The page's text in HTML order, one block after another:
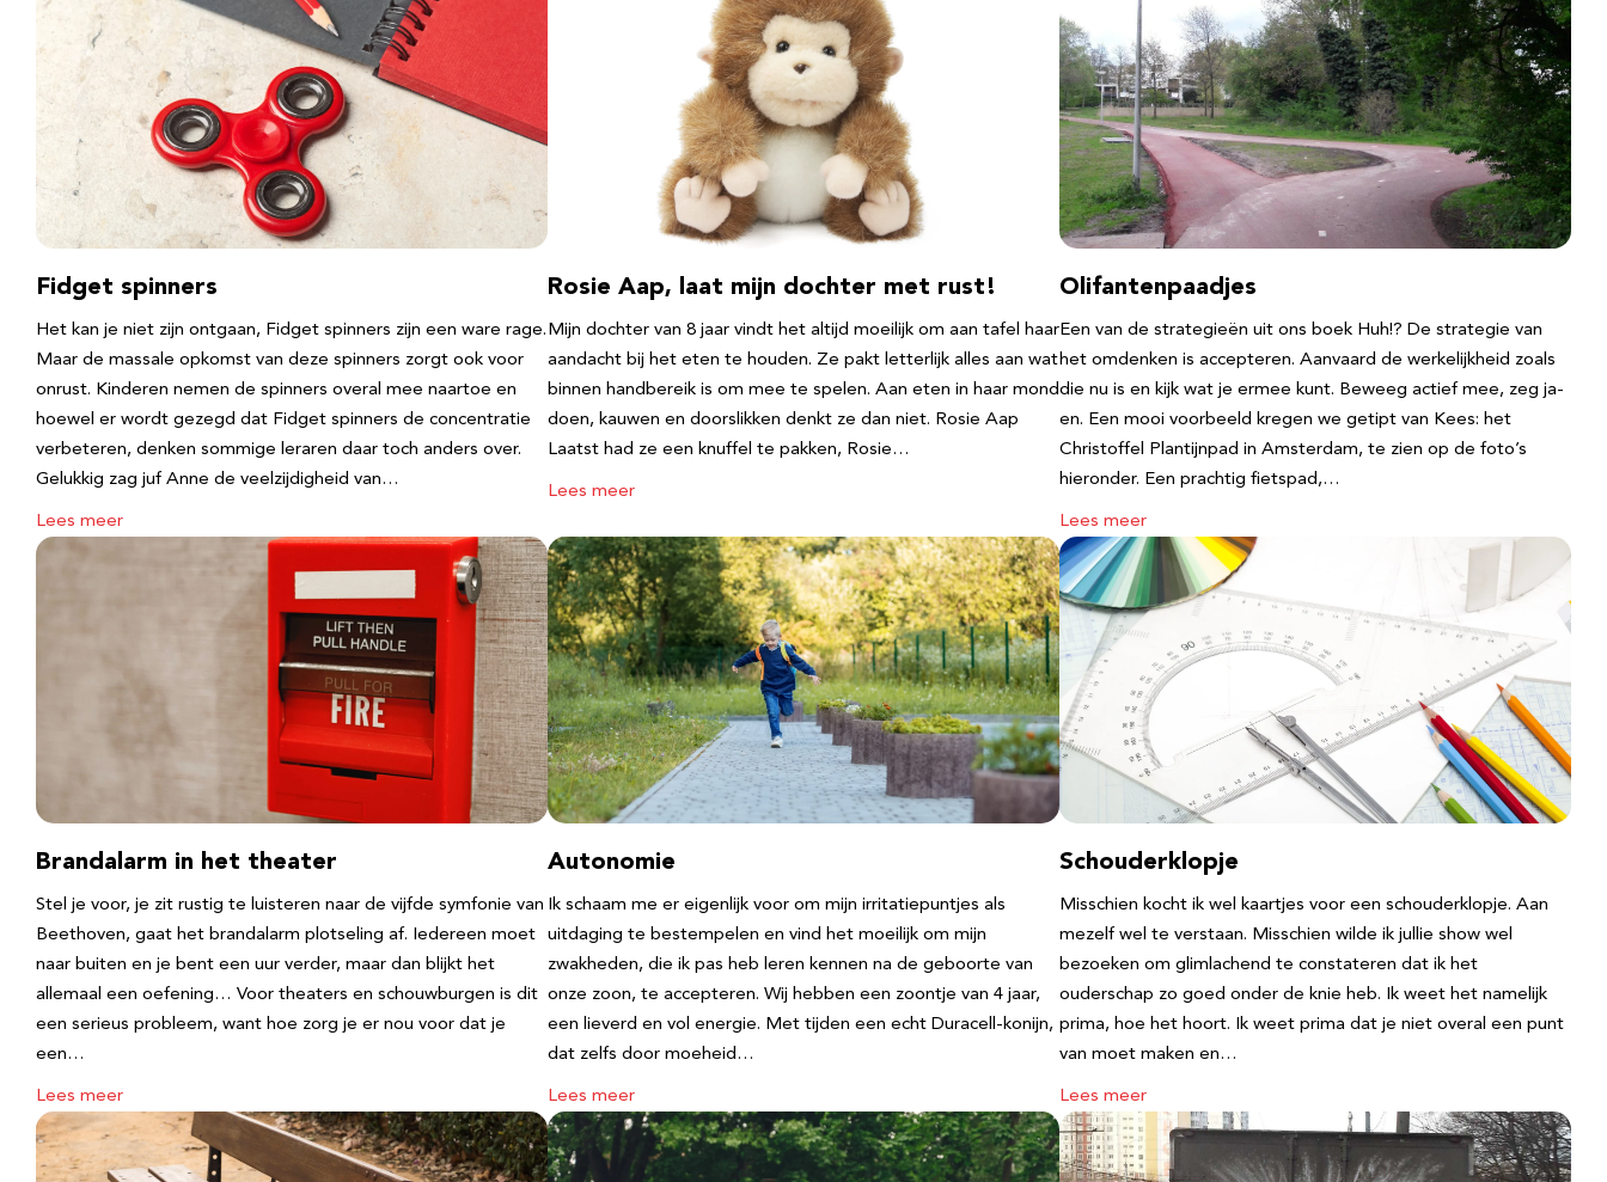
Fidget spinners
Het kan je niet zijn ontgaan, Fidget spinners zijn een ware rage.
Maar de massale opkomst van deze spinners zorgt ook voor
onrust. Kinderen nemen de spinners overal mee naartoe en
hoewel er wordt gezegd dat Fidget spinners de concentratie
verbeteren, denken sommige leraren daar toch anders over.
Gelukkig zag juf Anne de veelzijdigheid van…
Lees meer
Rosie Aap, laat mijn dochter met rust!
Mijn dochter van 8 jaar vindt het altijd moeilijk om aan tafel haar
aandacht bij het eten te houden. Ze pakt letterlijk alles aan wat
binnen handbereik is om mee te spelen. Aan eten in haar mond
doen, kauwen en doorslikken denkt ze dan niet. Rosie Aap
Laatst had ze een knuffel te pakken, Rosie…
Lees meer
Olifantenpaadjes
Een van de strategieën uit ons boek Huh!? De strategie van
het omdenken is accepteren. Aanvaard de werkelijkheid zoals
die nu is en kijk wat je ermee kunt. Beweeg actief mee, zeg ja-
en. Een mooi voorbeeld kregen we getipt van Kees: het
Christoffel Plantijnpad in Amsterdam, te zien op de foto’s
hieronder. Een prachtig fietspad,…
Lees meer
Brandalarm in het theater
Stel je voor, je zit rustig te luisteren naar de vijfde symfonie van
Beethoven, gaat het brandalarm plotseling af. Iedereen moet
naar buiten en je bent een uur verder, maar dan blijkt het
allemaal een oefening… Voor theaters en schouwburgen is dit
een serieus probleem, want hoe zorg je er nou voor dat je
een…
Lees meer
Autonomie
Ik schaam me er eigenlijk voor om mijn irritatiepuntjes als
uitdaging te bestempelen en vind het moeilijk om mijn
zwakheden, die ik pas heb leren kennen na de geboorte van
onze zoon, te accepteren. Wij hebben een zoontje van 4 jaar,
een lieverd en vol energie. Met tijden een echt Duracell-konijn,
dat zelfs door moeheid…
Lees meer
Schouderklopje
Misschien kocht ik wel kaartjes voor een schouderklopje. Aan
mezelf wel te verstaan. Misschien wilde ik jullie show wel
bezoeken om glimlachend te constateren dat ik het
ouderschap zo goed onder de knie heb. Ik weet het namelijk
prima, hoe het hoort. Ik weet prima dat je niet overal een punt
van moet maken en…
Lees meer